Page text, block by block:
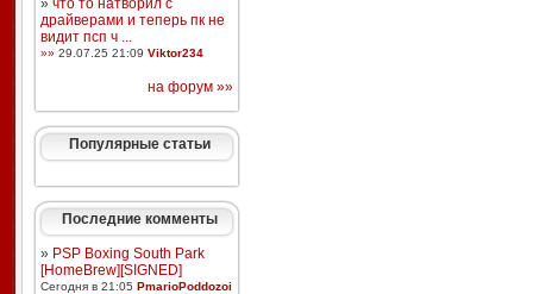
» что то натворил с
драйверами и теперь пк не
видит псп ч ...
»» 29.07.25 21:09 Viktor234
на форум »»
Популярные статьи
Последние комменты
» PSP Boxing South Park
[HomeBrew][SIGNED]
Сегодня в 21:05 PmarioPoddozoi